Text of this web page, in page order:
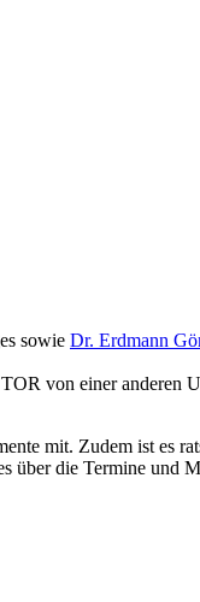
sowie Dr. Erdmann
von einer anderen
mit. Zudem ist es
über die Termine und